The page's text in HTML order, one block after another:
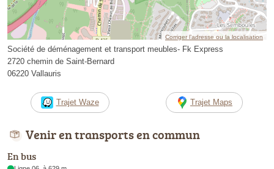
Corriger l’adresse ou la localisation
Société de déménagement et transport meubles- Fk Express
2720 chemin de Saint-Bernard
06220 Vallauris
Trajet Waze Trajet Maps
Venir en transports en commun
En bus